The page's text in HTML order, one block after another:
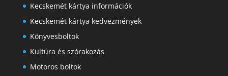
Kecskemét kártya információk
Kecskemét kártya kedvezmények
Könyvesboltok
Kultúra és szórakozás
Motoros boltok